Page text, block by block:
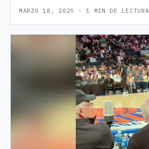
MARZO 18, 2025 · 1 MIN DE LECTURA